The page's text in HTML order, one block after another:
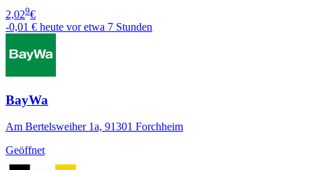
2,029€
-0,01 € heute vor etwa 7 Stunden
BayWa
Am Bertelsweiher 1a, 91301 Forchheim
Geöffnet